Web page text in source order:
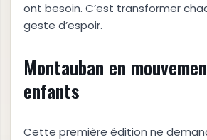
ont besoin. C’est transformer
geste d’espoir.
Montauban en
enfants
Cette première édition ne